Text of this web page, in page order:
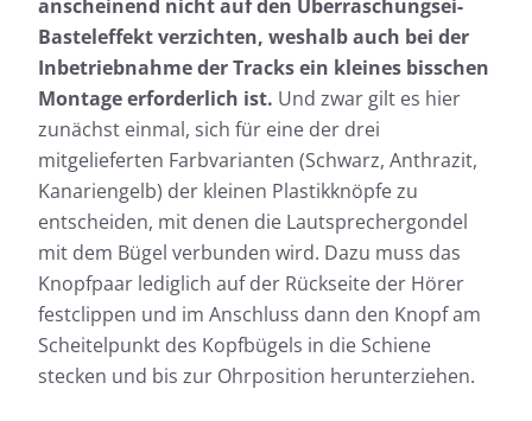
anscheinend nicht auf den Überraschungsei-
Basteleffekt verzichten, weshalb auch bei der
Inbetriebnahme der Tracks ein kleines bisschen
Montage erforderlich ist. Und zwar gilt es hier
zunächst einmal, sich für eine der drei
mitgelieferten Farbvarianten (Schwarz, Anthrazit,
Kanariengelb) der kleinen Plastikknöpfe zu
entscheiden, mit denen die Lautsprechergondel
mit dem Bügel verbunden wird. Dazu muss das
Knopfpaar lediglich auf der Rückseite der Hörer
festclippen und im Anschluss dann den Knopf am
Scheitelpunkt des Kopfbügels in die Schiene
stecken und bis zur Ohrposition herunterziehen.